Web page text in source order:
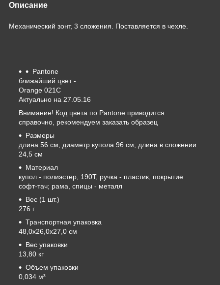
Описание
Механический зонт, 3 сложения. Поставляется в чехле.
Pantone
ближайший цвет -
Orange 021C
Актуально на 27.05.16
Внимание! Код цвета по Pantone приводится
справочно, рекомендуем заказать образец
Размеры
длина 56 см, диаметр купола 96 см; длина в сложении
24,5 см
Материал
купол - полиэстер, 190T; ручка - пластик, покрытие
софт-тач; рама, спицы - металл
Вес (1 шт.)
276 г
Транспортная упаковка
48,0x26,0x27,0 см
Вес упаковки
13,80 кг
Объем упаковки
0,034 м³